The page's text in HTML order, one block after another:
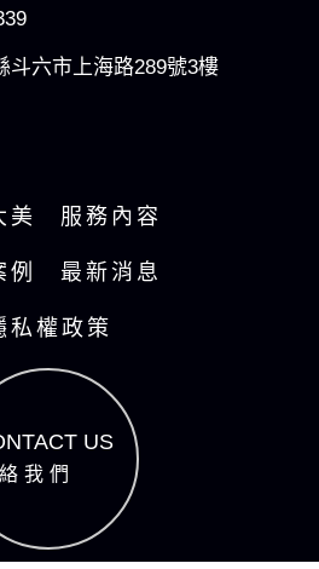
斗六市上海路289號3樓
美 服務內容
例 最新消息
私權政策
US
我們